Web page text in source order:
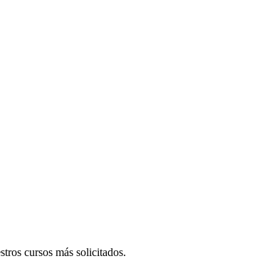
cursos más solicitados.